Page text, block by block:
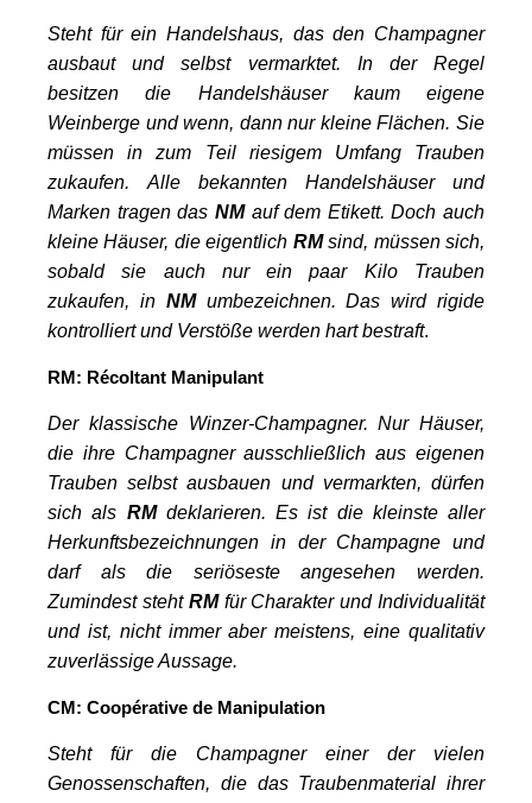
Steht für ein Handelshaus, das den Champagner
ausbaut und selbst vermarktet. In der Regel
besitzen die Handelshäuser kaum eigene
Weinberge und wenn, dann nur kleine Flächen. Sie
müssen in zum Teil riesigem Umfang Trauben
zukaufen. Alle bekannten Handelshäuser und
Marken tragen das NM auf dem Etikett.Doch auch
kleine Häuser, die eigentlich RMsind, müssen sich,
sobald sie auch nur ein paar Kilo Trauben
zukaufen, in NMumbezeichnen. Das wird rigide
kontrolliert und Verstöße werden hart bestraft.
RM: Récoltant Manipulant
Der klassische Winzer-Champagner. Nur Häuser,
die ihre Champagner ausschließlich aus eigenen
Trauben selbst ausbauen und vermarkten, dürfen
sich als RMdeklarieren. Es ist die kleinste aller
Herkunftsbezeichnungen in der Champagne und
darf als die seriöseste angesehen werden.
Zumindest steht RMfür Charakter und Individualität
und ist, nicht immer aber meistens, eine qualitativ
zuverlässige Aussage.
CM: Coopérative de Manipulation
Steht für die Champagner einer der vielen
Genossenschaften, die das Traubenmaterial ihrer